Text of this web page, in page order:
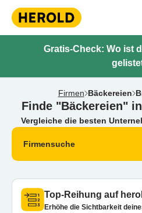
Gratis-Check: Wo ist
Firmen Bäckereien
Finde "Bäckereien"
Vergleiche die besten
Firmensuche
Top-Reihung auf
Erhöhe die Sichtbarkeit